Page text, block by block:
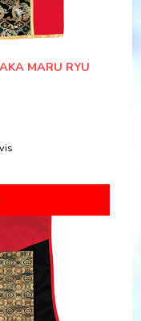
MARU RYU